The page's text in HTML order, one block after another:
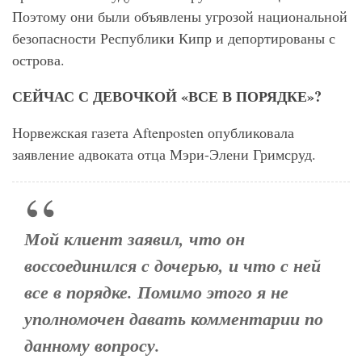
Поэтому они были объявлены угрозой национальной
безопасности Республики Кипр и депортированы с
острова.
СЕЙЧАС С ДЕВОЧКОЙ «ВСЕ В ПОРЯДКЕ»?
Норвежская газета Aftenposten опубликовала
заявление адвоката отца Мэри-Элени Гримсруд.
Мой клиент заявил, что он
воссоединился с дочерью, и что с ней
все в порядке. Помимо этого я не
уполномочен давать комментарии по
данному вопросу.